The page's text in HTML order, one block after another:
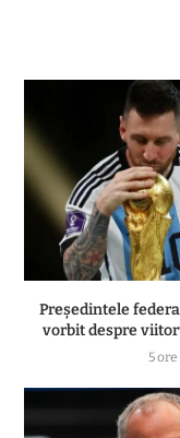
Președintele
vorbit despre
5